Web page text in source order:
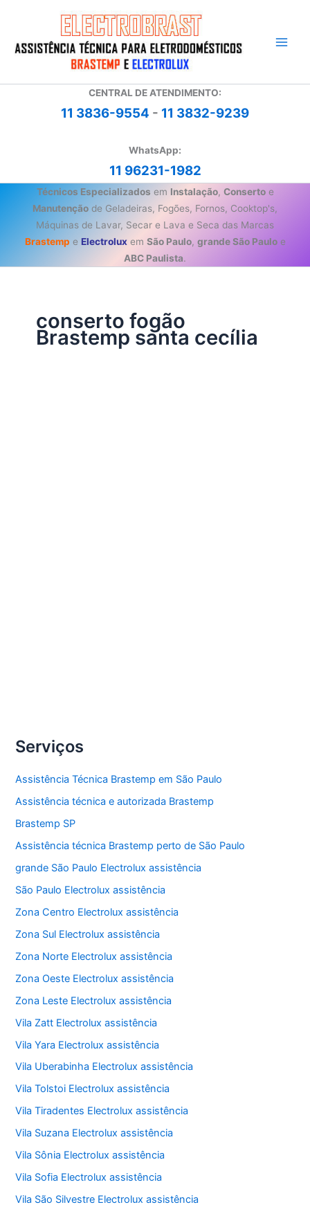
conteúdo
CENTRAL DE ATENDIMENTO:
11 3836-9554 - 11 3832-9239
WhatsApp:
11 96231-1982
Técnicos Especializados em Instalação, Consertoe
Manutenção de Geladeiras, Fogões, Fornos, Cooktop's,
Máquinas de Lavar, Secar e Lava e Seca das Marcas
Brastemp e Electroluxem São Paulo, grande São Pauloe
ABC Paulista.
conserto fogão
Brastemp santa cecília
Serviços
Assistência Técnica Brastemp em São Paulo
Assistência técnica e autorizada Brastemp
Brastemp SP
Assistência técnica Brastemp perto de São Paulo
grande São Paulo Electrolux assistência
São Paulo Electrolux assistência
Zona Centro Electrolux assistência
Zona Sul Electrolux assistência
Zona Norte Electrolux assistência
Zona Oeste Electrolux assistência
Zona Leste Electrolux assistência
Vila Zatt Electrolux assistência
Vila Yara Electrolux assistência
Vila Uberabinha Electrolux assistência
Vila Tolstoi Electrolux assistência
Vila Tiradentes Electrolux assistência
Vila Suzana Electrolux assistência
Vila Sônia Electrolux assistência
Vila Sofia Electrolux assistência
Vila São Silvestre Electrolux assistência